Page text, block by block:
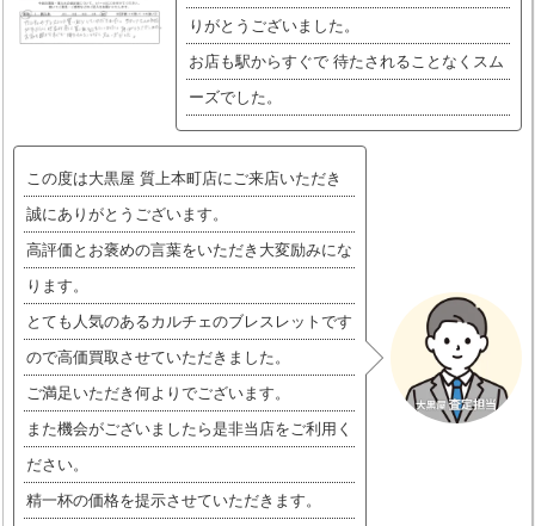
りがとうございました。
お店も駅からすぐで 待たされることなくスム
ーズでした。
この度は大黒屋 質上本町店にご来店いただき
誠にありがとうございます。
高評価とお褒めの言葉をいただき大変励みにな
ります。
とても人気のあるカルチェのブレスレットです
ので高価買取させていただきました。
ご満足いただき何よりでございます。
また機会がございましたら是非当店をご利用く
ださい。
精一杯の価格を提示させていただきます。